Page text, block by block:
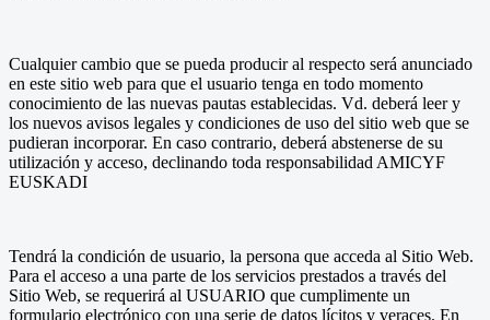
Cualquier cambio que se pueda producir al respecto será anunciado
en este sitio web para que el usuario tenga en todo momento
conocimiento de las nuevas pautas establecidas. Vd. deberá leer y
los nuevos avisos legales y condiciones de uso del sitio web que se
pudieran incorporar. En caso contrario, deberá abstenerse de su
utilización y acceso, declinando toda responsabilidad AMICYF
EUSKADI
Tendrá la condición de usuario, la persona que acceda al Sitio Web.
Para el acceso a una parte de los servicios prestados a través del
Sitio Web, se requerirá al USUARIO que cumplimente un
formulario electrónico con una serie de datos lícitos y veraces. En